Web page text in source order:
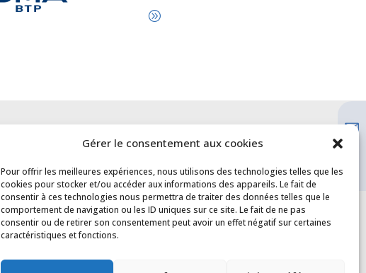
Gérer le consentement aux cookies
Pour offrir les meilleures expériences, nous utilisons des technologies telles que les
cookies pour stocker et/ou accéder aux informations des appareils. Le fait de
consentir à ces technologies nous permettra de traiter des données telles que le
comportement de navigation ou les ID uniques sur ce site. Le fait de ne pas
consentir ou de retirer son consentement peut avoir un effet négatif sur certaines
caractéristiques et fonctions.
Lebatiment.fr
Observatoires des métiers du BTP
CONSTRUCTYS
FAFCEA
CPF en détails